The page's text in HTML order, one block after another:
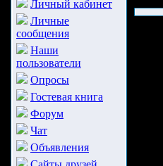
Личный кабинет
Личные
сообщения
Наши
пользователи
Опросы
Гостевая книга
Форум
Чат
Объявления